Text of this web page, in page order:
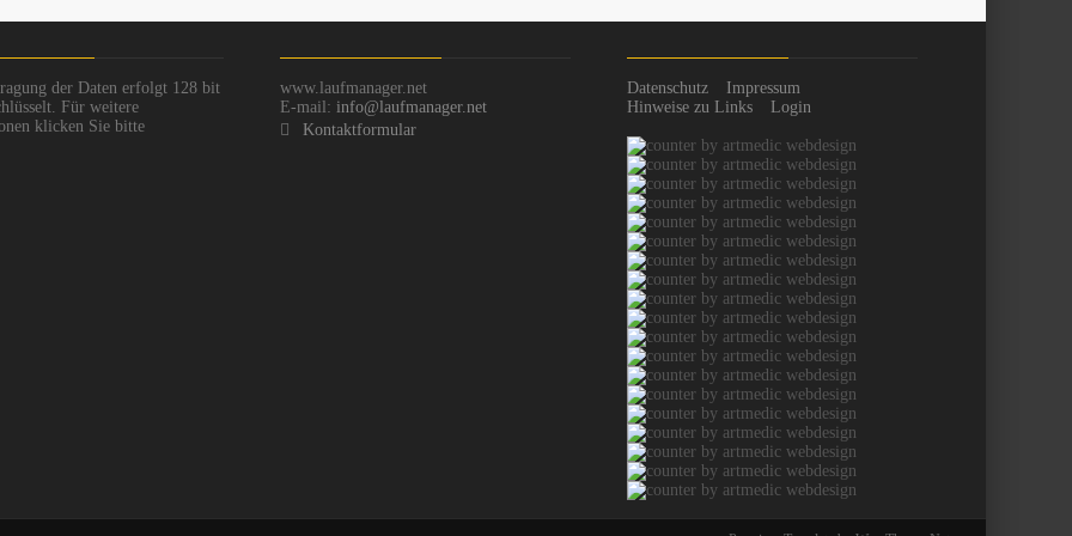
der Daten erfolgt 128 bit
Für weitere
klicken Sie bitte
www.laufmanager.net
E-mail: info@laufmanager.net
Kontaktformular
Datenschutz
Impressum
Hinweise zu Links
Login